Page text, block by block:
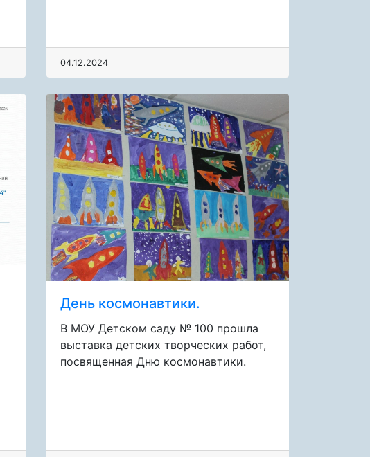
04.12.2024
День космонавтики.
В МОУ Детском саду № 100 прошла
выставка детских творческих работ,
посвященная Дню космонавтики.